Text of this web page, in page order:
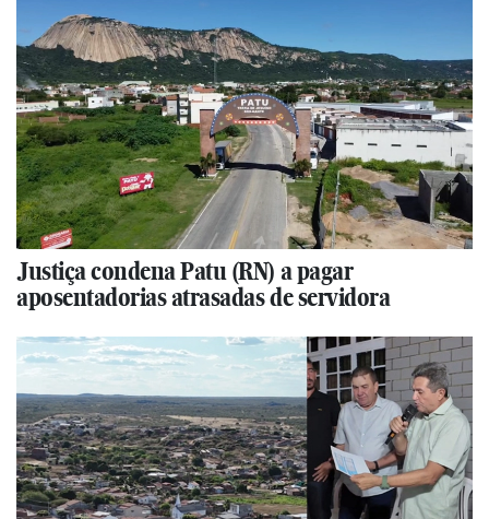
Justiça condena Patu (RN) a pagar
aposentadorias atrasadas de servidora